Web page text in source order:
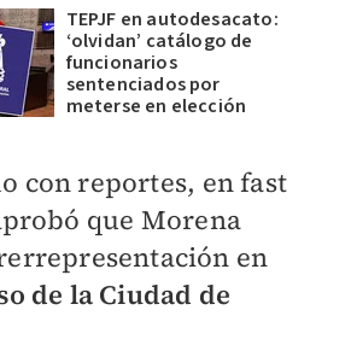
TEPJF en autodesacato:
‘olvidan’ catálogo de
funcionarios
sentenciados por
meterse en elección
con reportes, en fast
que Morena
en
de la Ciudad de